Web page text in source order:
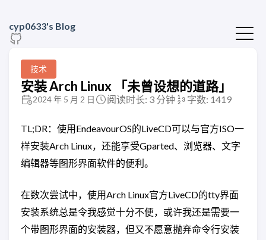
cyp0633's Blog
技术
安装 Arch Linux 「未曾设想的道路」
2024 年 5 月 2 日 阅读时长: 3 分钟 字数: 1419
TL;DR：使用EndeavourOS的LiveCD可以与官方ISO一
样安装Arch Linux，还能享受Gparted、浏览器、文字
编辑器等图形界面软件的便利。
在数次尝试中，使用Arch Linux官方LiveCD的tty界面
安装系统总是令我感觉十分不便，或许我还是需要一
个带图形界面的安装器，但又不愿意抛弃命令行安装